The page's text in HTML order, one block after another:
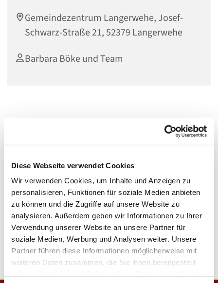
Diese Webseite verwendet Cookies
Wir verwenden Cookies, um Inhalte und Anzeigen zu
personalisieren, Funktionen für soziale Medien anbieten
zu können und die Zugriffe auf unsere Website zu
analysieren. Außerdem geben wir Informationen zu Ihrer
Verwendung unserer Website an unsere Partner für
soziale Medien, Werbung und Analysen weiter. Unsere
Partner führen diese Informationen möglicherweise mit
weiteren Daten zusammen, die Sie ihnen bereitgestellt
Gemeindezentrum Langerwehe, Josef-
Schwarz-Straße 21, 52379 Langerwehe
Barbara Böke und Team